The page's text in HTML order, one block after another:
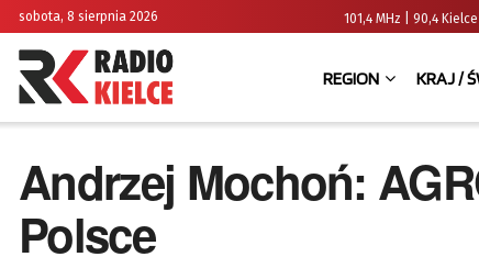
sobota, 8 sierpnia 2026 101,4 MHz | 90,4
REGION KRAJ /
Andrzej Mochoń:
Polsce